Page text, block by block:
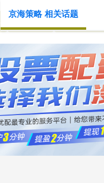
正规配资 实盘配资开户
京海策略 相关话题